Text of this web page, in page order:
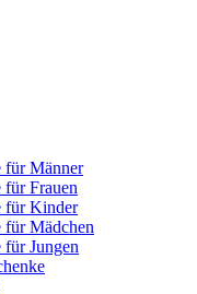
für Männer
für Frauen
für Kinder
für Mädchen
für Jungen